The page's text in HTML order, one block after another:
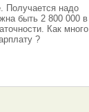
Получается надо
быть 2 800 000 в
Как много
?